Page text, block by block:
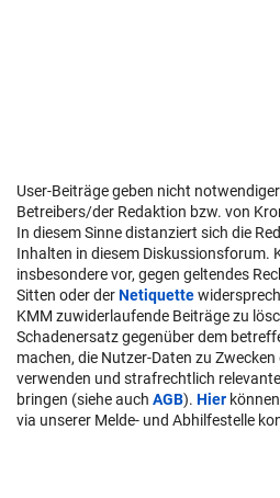
User-Beiträge geben nicht
Betreibers/der Redaktion bzw. von
In diesem Sinne distanziert sich die
Inhalten in diesem Diskussionsforum.
insbesondere vor, gegen geltendes
Sitten oder derNetiquette
KMM zuwiderlaufende Beiträge zu
Schadenersatz gegenüber dem
machen, die Nutzer-Daten zu
verwenden und strafrechtlich
bringen (siehe auch AGB). Hier
via unserer Melde- und Abhilfestelle